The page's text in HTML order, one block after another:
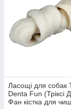
Ласощі для собак
Denta Fun (Тріксі
Фан кістка для